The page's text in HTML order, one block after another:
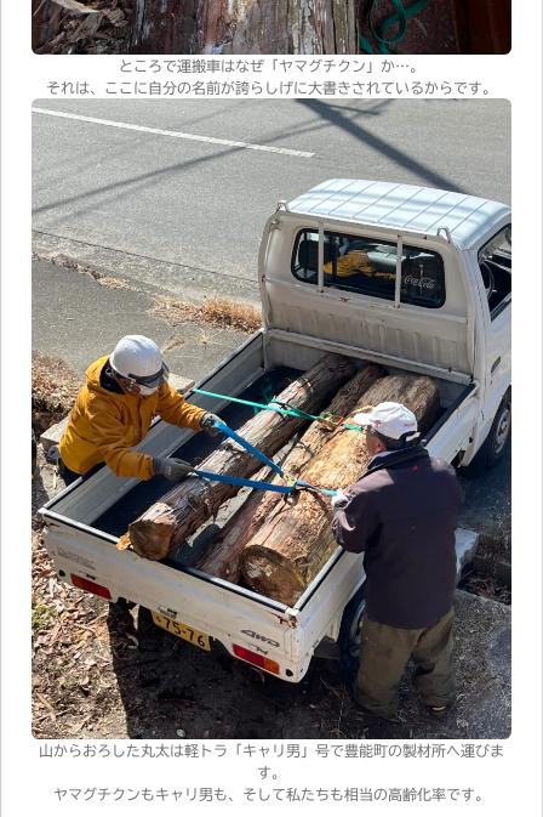
ところで運搬車はなぜ「ヤマグチクン」か…。
それは、ここに自分の名前が誇らしげに大書きされているからです。
山からおろした丸太は軽トラ「キャリ男」号で豊能町の製材所へ運びま
す。
ヤマグチクンもキャリ男も、そして私たちも相当の高齢化率です。